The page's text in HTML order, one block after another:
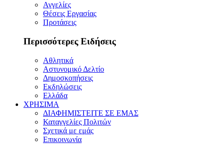
Αγγελίες
Θέσεις Εργασίας
Προτάσεις
Περισσότερες Ειδήσεις
Αθλητικά
Αστυνομικό Δελτίο
Δημοσκοπήσεις
Εκδηλώσεις
Ελλάδα
ΧΡΗΣΙΜΑ
ΔΙΑΦΗΜΙΣΤΕΙΤΕ ΣΕ ΕΜΑΣ
Καταγγελίες Πολιτών
Σχετικά με εμάς
Επικοινωνία